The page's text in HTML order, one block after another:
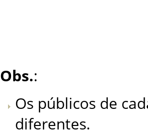
Obs.:
Os públicos de
diferentes.